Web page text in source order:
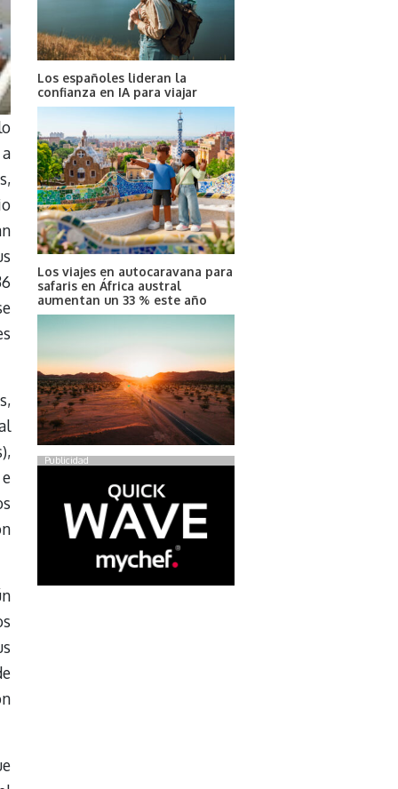
Los españoles lideran la
confianza en IA para viajar
Los viajes en autocaravana para
safaris en África austral
aumentan un 33 % este año
Publicidad